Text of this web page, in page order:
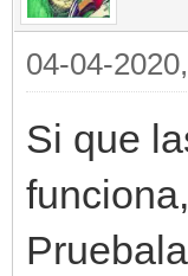
04-04-
Si que